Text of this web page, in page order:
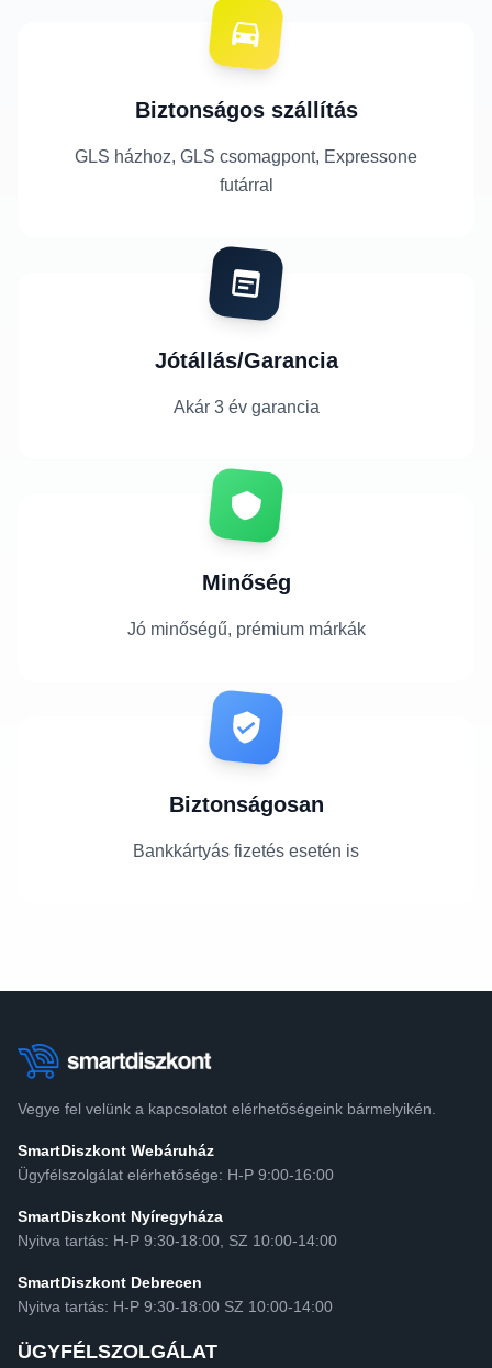
Biztonságos szállítás
GLS házhoz, GLS csomagpont, Expressone
futárral
Jótállás/Garancia
Akár 3 év garancia
Minőség
Jó minőségű, prémium márkák
Biztonságosan
Bankkártyás fizetés esetén is
Vegye fel velünk a kapcsolatot elérhetőségeink bármelyikén.
SmartDiszkont Webáruház
Ügyfélszolgálat elérhetősége: H-P 9:00-16:00
SmartDiszkont Nyíregyháza
Nyitva tartás: H-P 9:30-18:00, SZ 10:00-14:00
SmartDiszkont Debrecen
Nyitva tartás: H-P 9:30-18:00 SZ 10:00-14:00
ÜGYFÉLSZOLGÁLAT